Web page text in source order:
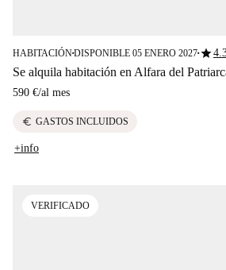
HABITACIÓN■DISPONIBLE 05 ENERO 2027■star
Se alquila habitación en Alfara del
590 €/al mes
euro GASTOS INCLUIDOS
+info
VERIFICADO